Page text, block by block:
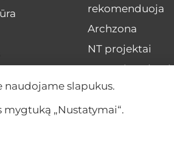
rekomenduoja
Archzona
NT projektai
Menas interjerui
slapukus.
„Nustatymai“.